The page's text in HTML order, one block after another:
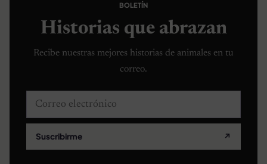
BOLETÍN
Historias que abrazan
Recibe nuestras mejores historias de animales en tu
correo.
Correo electrónico
Suscribirme ↗